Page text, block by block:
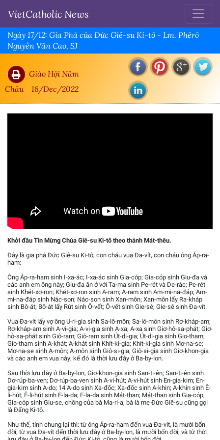
VietCatholic News
Ngày 17/12: Gia Phả của Đức Giê-su Ki-tô - Lm. Phêrô
Nguyễn Văn Cao, SJ
Giáo Hội Năm
Châu
16/Dec/2022
Khởi đầu Tin Mừng Chúa Giê-su Ki-tô theo thánh Mát-thêu.
Đây là gia phả Đức Giê-su Ki-tô, con cháu vua Đa-vít, con cháu ông Áp-ra-
ham:
Ông Áp-ra-ham sinh I-xa-ác; I-xa-ác sinh Gia-cóp; Gia-cóp sinh Giu-đa và
các anh em ông này; Giu-đa ăn ở với Ta-ma sinh Pe-rét và De-rác; Pe-rét
sinh Khét-xơ-ron; Khét-xơ-ron sinh A-ram; A-ram sinh Am-mi-na-đáp; Am-
mi-na-đáp sinh Nác-son; Nác-son sinh Xan-môn; Xan-môn lấy Ra-kháp
sinh Bô-át; Bô-át lấy Rút sinh Ô-vết; Ô-vết sinh Gie-sê; Gie-sê sinh Đa-vít.
Vua Đa-vít lấy vợ ông U-ri-gia sinh Sa-lô-môn; Sa-lô-môn sinh Rơ-kháp-am;
Rơ-kháp-am sinh A-vi-gia; A-vi-gia sinh A-xa; A-xa sinh Giơ-hô-sa-phát; Giơ-
hô-sa-phát sinh Giô-ram; Giô-ram sinh Út-di-gia; Út-di-gia sinh Gio-tham;
Gio-tham sinh A-khát; A-khát sinh Khít-ki-gia; Khít-ki-gia sinh Mơ-na-se;
Mơ-na-se sinh A-môn; A-môn sinh Giô-si-gia; Giô-si-gia sinh Giơ-khon-gia
và các anh em vua này; kế đó là thời lưu đày ở Ba-by-lon.
Sau thời lưu đày ở Ba-by-lon, Giơ-khon-gia sinh San-ti-ên; San-ti-ên sinh
Dơ-rúp-ba-ven; Dơ-rúp-ba-ven sinh A-vi-hút; A-vi-hút sinh En-gia-kim; En-
gia-kim sinh A-do; 14 A-do sinh Xa-đốc; Xa-đốc sinh A-khin; A-khin sinh Ê-
li-hút; Ê-li-hút sinh E-la-da; E-la-da sinh Mát-than; Mát-than sinh Gia-cóp;
Gia-cóp sinh Giu-se, chồng của bà Ma-ri-a, bà là mẹ Đức Giê-su cũng gọi
là Đấng Ki-tô.
Như thế, tính chung lại thì: từ ông Áp-ra-ham đến vua Đa-vít, là mười bốn
đời; từ vua Đa-vít đến thời lưu đày ở Ba-by-lon, là mười bốn đời; và từ thời